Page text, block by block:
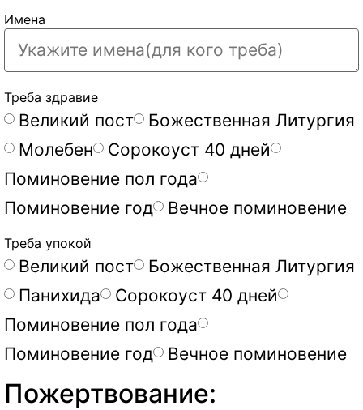
Имена
Треба здравие
Великий пост
Божественная Литургия
Молебен
Сорокоуст 40 дней
Поминовение пол года
Поминовение год
Вечное поминовение
Треба упокой
Великий пост
Божественная Литургия
Панихида
Сорокоуст 40 дней
Поминовение пол года
Поминовение год
Вечное поминовение
Пожертвование: